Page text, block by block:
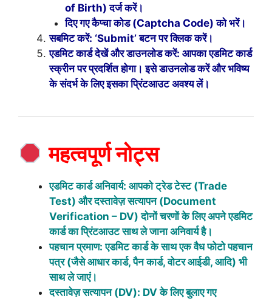
of Birth) दर्ज करें।
दिए गए कैप्चा कोड (Captcha Code) को भरें।
सबमिट करें: ‘Submit’ बटन पर क्लिक करें।
एडमिट कार्ड देखें और डाउनलोड करें: आपका एडमिट कार्ड
स्क्रीन पर प्रदर्शित होगा। इसे डाउनलोड करें और भविष्य
के संदर्भ के लिए इसका प्रिंटआउट अवश्य लें।
महत्वपूर्ण नोट्स
एडमिट कार्ड अनिवार्य: आपको ट्रेड टेस्ट (Trade
Test) और दस्तावेज़ सत्यापन (Document
Verification – DV) दोनों चरणों के लिए अपने एडमिट
कार्ड का प्रिंटआउट साथ ले जाना अनिवार्य है।
पहचान प्रमाण: एडमिट कार्ड के साथ एक वैध फोटो पहचान
पत्र (जैसे आधार कार्ड, पैन कार्ड, वोटर आईडी, आदि) भी
साथ ले जाएं।
दस्तावेज़ सत्यापन (DV): DV के लिए बुलाए गए